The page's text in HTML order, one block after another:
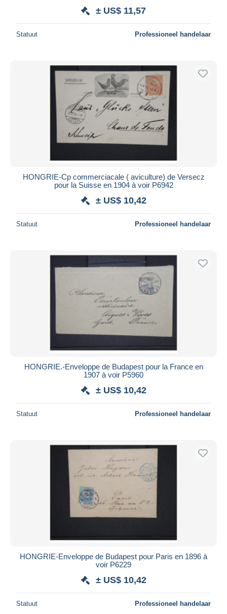
± US$ 11,57
Statuut Professioneel handelaar
HONGRIE-Cp commerciacale ( aviculture) de Versecz
pour la Suisse en 1904 à voir P6942
± US$ 10,42
Statuut Professioneel handelaar
HONGRIE.-Enveloppe de Budapest pour la France en
1907 à voir P5960
± US$ 10,42
Statuut Professioneel handelaar
HONGRIE-Enveloppe de Budapest pour Paris en 1896 à
voir P6229
± US$ 10,42
Statuut Professioneel handelaar